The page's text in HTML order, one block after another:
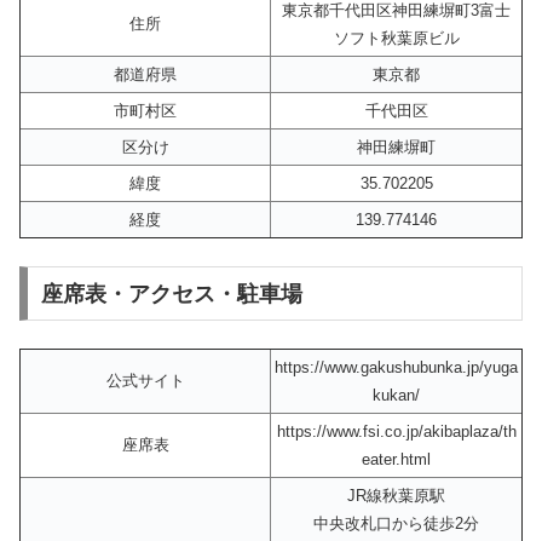
住所
東京都千代田区神田練塀町3富士
ソフト秋葉原ビル
都道府県
東京都
市町村区
千代田区
区分け
神田練塀町
緯度
35.702205
経度
139.774146
座席表・アクセス・駐車場
公式サイト
https://www.gakushubunka.jp/yuga
kukan/
座席表
https://www.fsi.co.jp/akibaplaza/th
eater.html
JR線秋葉原駅
中央改札口から徒歩2分